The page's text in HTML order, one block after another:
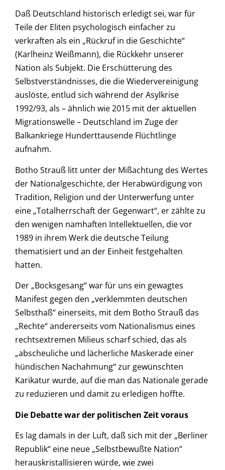
Daß Deutschland historisch erledigt sei, war für
Teile der Eliten psychologisch einfacher zu
verkraften als ein „Rückruf in die Geschichte“
(Karlheinz Weißmann), die Rückkehr unserer
Nation als Subjekt. Die Erschütterung des
Selbstverständnisses, die die Wiedervereinigung
auslöste, entlud sich während der Asylkrise
1992/93, als – ähnlich wie 2015 mit der aktuellen
Migrationswelle – Deutschland im Zuge der
Balkankriege Hunderttausende Flüchtlinge
aufnahm.
Botho Strauß litt unter der Mißachtung des Wertes
der Nationalgeschichte, der Herabwürdigung von
Tradition, Religion und der Unterwerfung unter
eine „Totalherrschaft der Gegenwart“, er zählte zu
den wenigen namhaften Intellektuellen, die vor
1989 in ihrem Werk die deutsche Teilung
thematisiert und an der Einheit festgehalten
hatten.
Der „Bocksgesang“ war für uns ein gewagtes
Manifest gegen den „verklemmten deutschen
Selbsthaß“ einerseits, mit dem Botho Strauß das
„Rechte“ andererseits vom Nationalismus eines
rechtsextremen Milieus scharf schied, das als
„abscheuliche und lächerliche Maskerade einer
hündischen Nachahmung“ zur gewünschten
Karikatur wurde, auf die man das Nationale gerade
zu reduzieren und damit zu erledigen hoffte.
Die Debatte war der politischen Zeit voraus
Es lag damals in der Luft, daß sich mit der „Berliner
Republik“ eine neue „Selbstbewußte Nation“
herauskristallisieren würde, wie zwei